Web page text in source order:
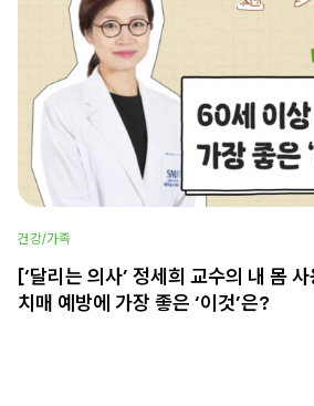
건강/가족
[‘달리는 의사’ 정세희 교수의 내 몸 사용설명
치매 예방에 가장 좋은 ‘이것’은?